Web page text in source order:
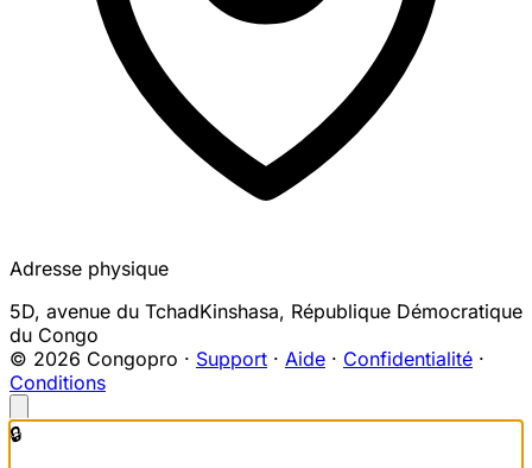
Adresse physique
5D, avenue du TchadKinshasa, République Démocratique
du Congo
© 2026 Congopro · Support · Aide · Confidentialité ·
Conditions
🔒